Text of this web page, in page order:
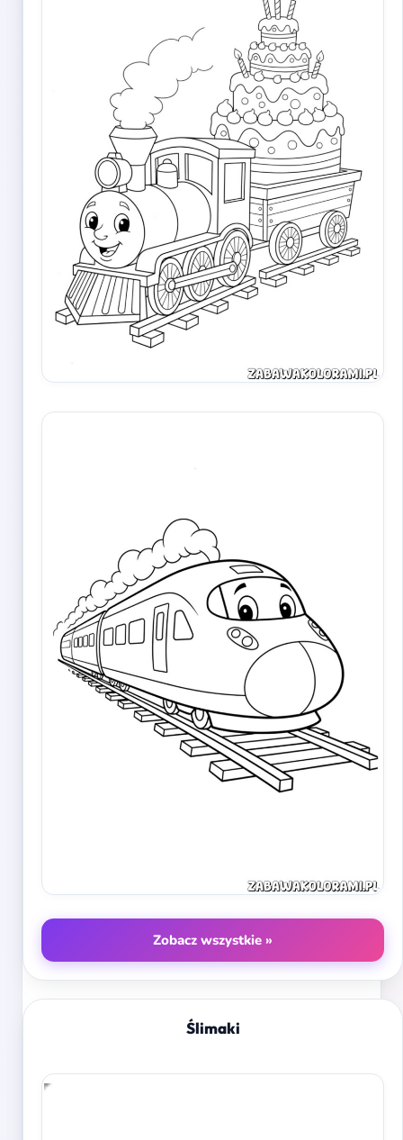
Zobacz wszystkie »
Ślimaki